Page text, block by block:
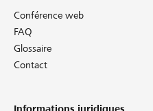
Conférence web
FAQ
Glossaire
Contact
Informations juridiques